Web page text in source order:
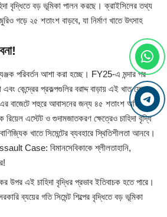
বৃদ্ধিতে বড় ভূমিকা পালন করছে। ক্রাইসিলের তথ্য
গড়ে ২৫ শতাংশ বাড়বে, যা নির্মাণ খাতে উৎসাহ
পরিবর্তন আশা করা হচ্ছে। FY25-এ মন্দার পর
কেন্দ্রের প্রকল্পগুলির বরাদ্দ বাড়ায় এই খাত ফের
বাজেটে শহুরে আবাসনের জন্য ৪৫ শতাংশ অতিরিক্ত
রিয়েল এস্টেট ও গুদামজাতকরণ ক্ষেত্রেও চাহিদা বৃদ্ধি
খাতে সিমেন্টের ব্যবহারে স্থিতিশীলতা আনবে।
Case: বিমানসেবিকাকে শ্লীলতাহানি,
উপর এই চাহিদা বৃদ্ধির প্রভাব ইতিবাচক হতে পারে।
ব্যয়ের গতি সিমেন্ট শিল্পের বৃদ্ধিতে বড় ভূমিকা